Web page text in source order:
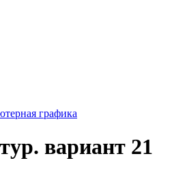
графика
вариант 21